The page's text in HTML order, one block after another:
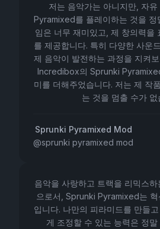
저는 음악가는 아니지만, 자
Pyramixed를 플레이하는 것을 정
임은 너무 재미있고, 제 창의력을
를 제공합니다. 특히 다양한 사운
제 음악이 발전하는 과정을 지켜
Incredibox의 Sprunki
미를 더해주었습니다. 저는 제 작
는 것을 멈출 수가 없
Sprunki Pyramixed Mod
@sprunki pyramixed mod
음악을 사랑하고 트랙을 리믹스
으로서, Sprunki Pyramixed는 혁
입니다. 나만의 피라미드를 만들
게 조정할 수 있는 능력은 정